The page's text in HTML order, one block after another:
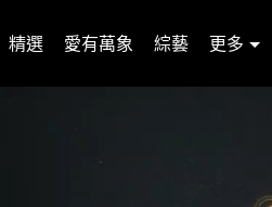
精選 愛有萬象 綜藝 更多